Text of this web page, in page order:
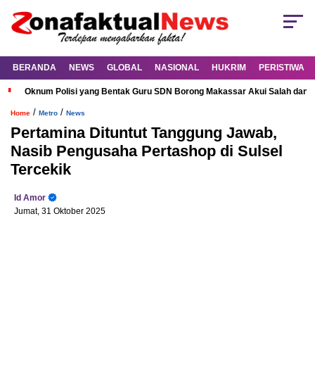
BERANDA NEWS GLOBAL NASIONAL HUKRIM PERISTIWA
Oknum Polisi yang Bentak Guru SDN Borong Makassar Akui Salah dan
Home / Metro / News
Pertamina Dituntut Tanggung Jawab,
Nasib Pengusaha Pertashop di Sulsel
Tercekik
Id Amor
Jumat, 31 Oktober 2025